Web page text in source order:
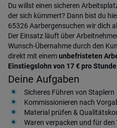
Du willst einen sicheren
der sich kümmert? Dann bist du
65326 Aarbergensuchen wir dich
Der Einsatz läuft über
Wunsch-Übernahme durch den
direkt mit einemunbefristeten
Einstiegslohn von 17 € pro
Deine Aufgaben
Sicheres Führen von Staplern
Kommissionieren nach
Material prüfen &
Waren verpacken und für